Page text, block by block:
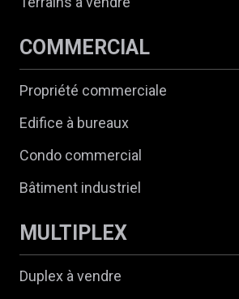
COMMERCIAL
Propriété commerciale
Edifice à bureaux
Condo commercial
Bâtiment industriel
MULTIPLEX
Duplex à vendre